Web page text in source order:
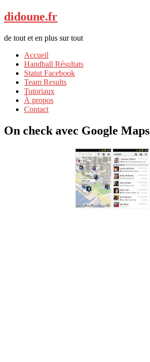
didoune.fr
de tout et en plus sur tout
Accueil
Handball Résultats
Statut Facebook
Team Results
Tutoriaux
À propos
Contact
On check avec Google Maps